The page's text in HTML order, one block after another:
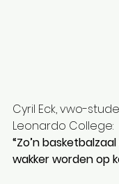
Cyril Eck, vwo-
Leonardo College:
“Zo’n
wakker worden op